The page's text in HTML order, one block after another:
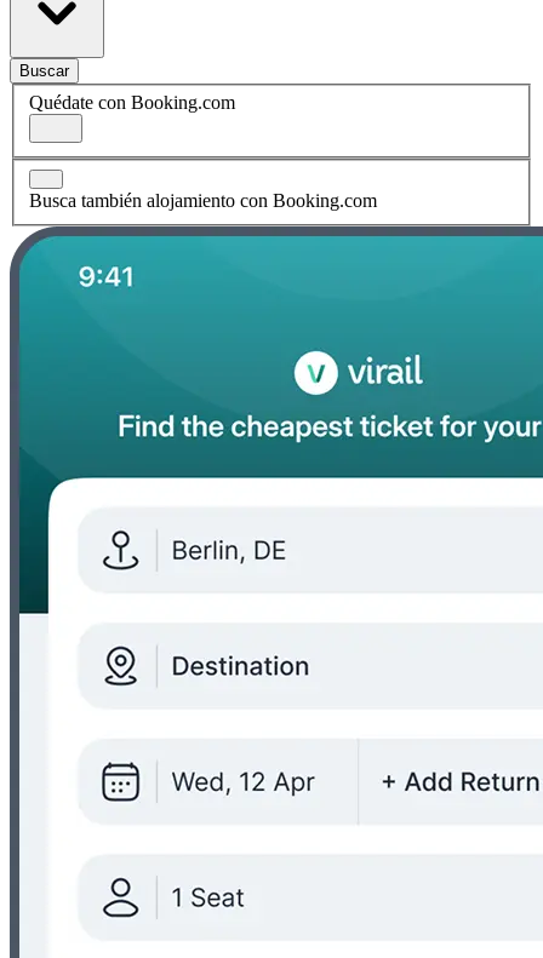
Buscar
Quédate con Booking.com
Busca también alojamiento con Booking.com